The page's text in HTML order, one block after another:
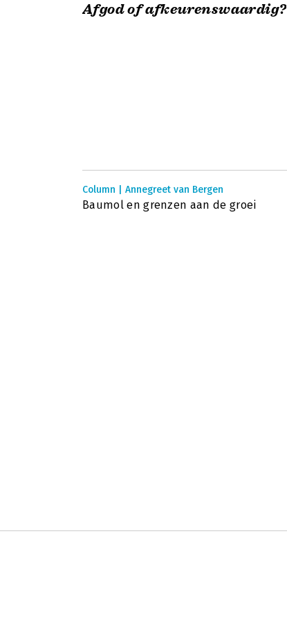
Afgod of afkeurenswaardig?
Column | Annegreet van Bergen
Baumol en grenzen aan de groei